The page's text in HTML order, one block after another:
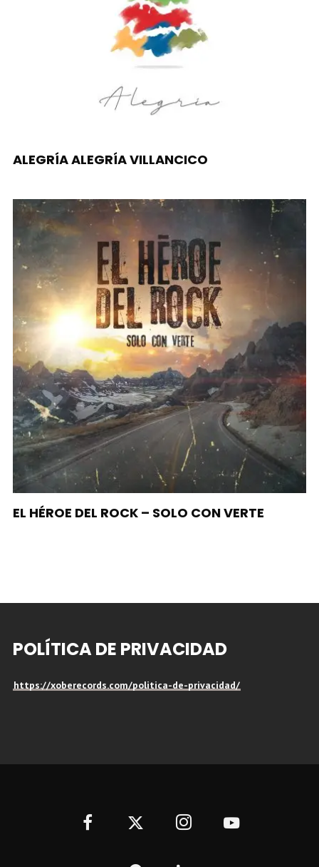
ALEGRÍA ALEGRÍA VILLANCICO
EL HÉROE DEL ROCK – SOLO CON VERTE
POLÍTICA DE PRIVACIDAD
https://xoberecords.com/politica-de-privacidad/